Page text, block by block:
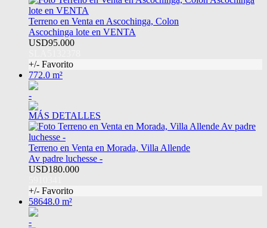
Terreno en Venta en Ascochinga, Colon
Ascochinga lote en VENTA
USD95.000
+/- Favorito
772.0 m²
-
MÁS DETALLES
Terreno en Venta en Morada, Villa Allende
Av padre luchesse -
USD180.000
+/- Favorito
58648.0 m²
-